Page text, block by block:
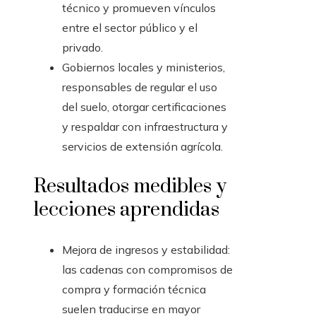
técnico y promueven vínculos
entre el sector público y el
privado.
Gobiernos locales y ministerios,
responsables de regular el uso
del suelo, otorgar certificaciones
y respaldar con infraestructura y
servicios de extensión agrícola.
Resultados medibles y
lecciones aprendidas
Mejora de ingresos y estabilidad:
las cadenas con compromisos de
compra y formación técnica
suelen traducirse en mayor